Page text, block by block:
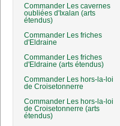
Commander Les cavernes
oubliées d'Ixalan (arts
étendus)
Commander Les friches
d'Eldraine
Commander Les friches
d'Eldraine (arts étendus)
Commander Les hors-la-loi
de Croisetonnerre
Commander Les hors-la-loi
de Croisetonnerre (arts
étendus)